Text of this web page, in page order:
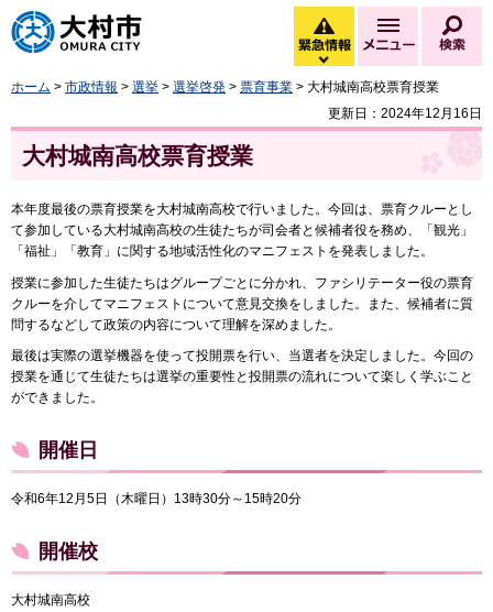
大村市
緊急情報
緊急情報を開く
メニュー
ホーム > 市政情報 > 選挙 > 選挙啓発 > 票育事業 > 大村城南高校票育授業
更新日：2024年12月16日
大村城南高校票育授業
本年度最後の票育授業を大村城南高校で行いました。今回は、票育クルーとし
て参加している大村城南高校の生徒たちが司会者と候補者役を務め、「観光」
「福祉」「教育」に関する地域活性化のマニフェストを発表しました。
授業に参加した生徒たちはグループごとに分かれ、ファシリテーター役の票育
クルーを介してマニフェストについて意見交換をしました。また、候補者に質
問するなどして政策の内容について理解を深めました。
最後は実際の選挙機器を使って投開票を行い、当選者を決定しました。今回の
授業を通じて生徒たちは選挙の重要性と投開票の流れについて楽しく学ぶこと
ができました。
開催日
令和6年12月5日（木曜日）13時30分～15時20分
開催校
大村城南高校